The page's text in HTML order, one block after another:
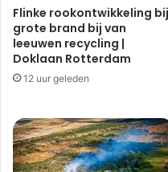
Flinke rookontwikkeling bij
grote brand bij van
leeuwen recycling |
Doklaan Rotterdam
12 uur geleden